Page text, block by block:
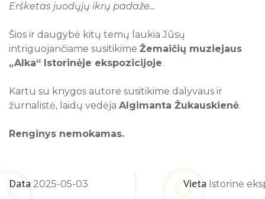
Eršketas juodųjų ikrų padaže...
Šios ir daugybė kitų temų laukia Jūsų
intriguojančiame susitikime Žemaičių muziejaus
„Alka“ Istorinėje ekspozicijoje.
Kartu su knygos autore susitikime dalyvaus ir
žurnalistė, laidų vedėja Algimanta Žukauskienė.
Renginys nemokamas.
Data 2025-05-03 Vieta Istorinė